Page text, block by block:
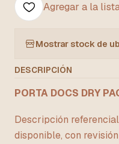
Agregar a la
Mostrar stock de
DESCRIPCIÓN
PORTA DOCS DRY
Descripción
disponible, con